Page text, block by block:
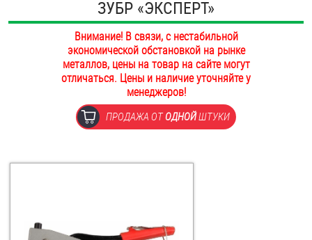
ОПЛАТА И ДОСТАВКА
НАШИ МАГАЗИНЫ
Втулки
Дюймовый крепёж
Инструмент
ЗУБР «ЭКСПЕРТ»
Внимание! В связи, с нестабильной
экономической обстановкой на рынке
металлов, цены на товар на сайте могут
отличаться. Цены и наличие уточняйте у
менеджеров!
ПРОДАЖА ОТОДНОЙШТУКИ